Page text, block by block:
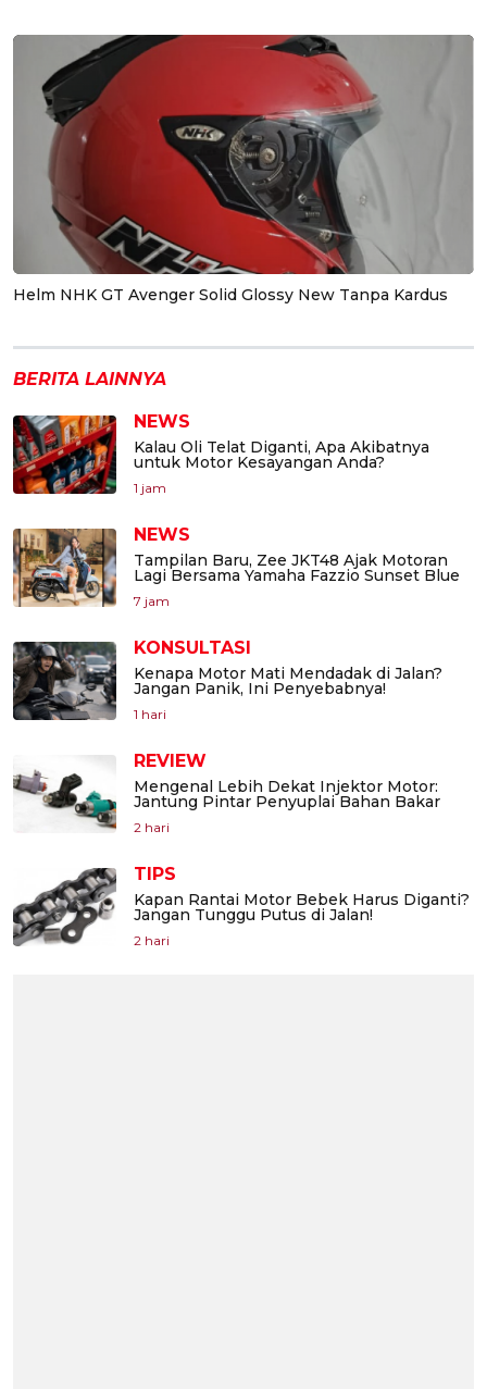
Helm NHK GT Avenger Solid Glossy New Tanpa Kardus
BERITA LAINNYA
NEWS
Kalau Oli Telat Diganti, Apa Akibatnya
untuk Motor Kesayangan Anda?
1 jam
NEWS
Tampilan Baru, Zee JKT48 Ajak Motoran
Lagi Bersama Yamaha Fazzio Sunset Blue
7 jam
KONSULTASI
Kenapa Motor Mati Mendadak di Jalan?
Jangan Panik, Ini Penyebabnya!
1 hari
REVIEW
Mengenal Lebih Dekat Injektor Motor:
Jantung Pintar Penyuplai Bahan Bakar
2 hari
TIPS
Kapan Rantai Motor Bebek Harus Diganti?
Jangan Tunggu Putus di Jalan!
2 hari